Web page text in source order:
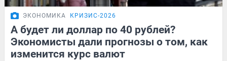
ЭКОНОМИКА КРИЗИС-2026
А будет ли доллар по 40 рублей?
Экономисты дали прогнозы о том, как
изменится курс валют